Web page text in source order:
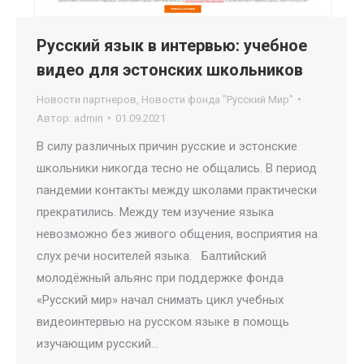
Русский язык в интервью: учебное
видео для эстонских школьников
Новости партнеров Новости фонда "Русский Мир"
Автор: admin 01.09.2021
В силу различных причин русские и эстонские
школьники никогда тесно не общались. В период
пандемии контакты между школами практически
прекратились. Между тем изучение языка
невозможно без живого общения, восприятия на
слух речи носителей языка. Балтийский
молодёжный альянс при поддержке фонда
«Русский мир» начал снимать цикл учебных
видеоинтервью на русском языке в помощь
изучающим русский…